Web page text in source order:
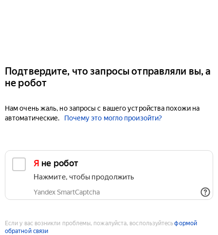
Подтвердите, что запросы отправляли вы, а
не робот
Нам очень жаль, но запросы с вашего устройства похожи на
автоматические.
Почему это могло произойти?
Я не робот
Нажмите, чтобы продолжить
Yandex SmartCaptcha
Если у вас возникли проблемы, пожалуйста, воспользуйтесьформой
обратной связи